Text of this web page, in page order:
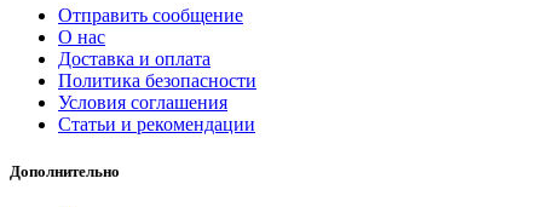
Отправить сообщение
О нас
Доставка и оплата
Политика безопасности
Условия соглашения
Статьи и рекомендации
Дополнительно